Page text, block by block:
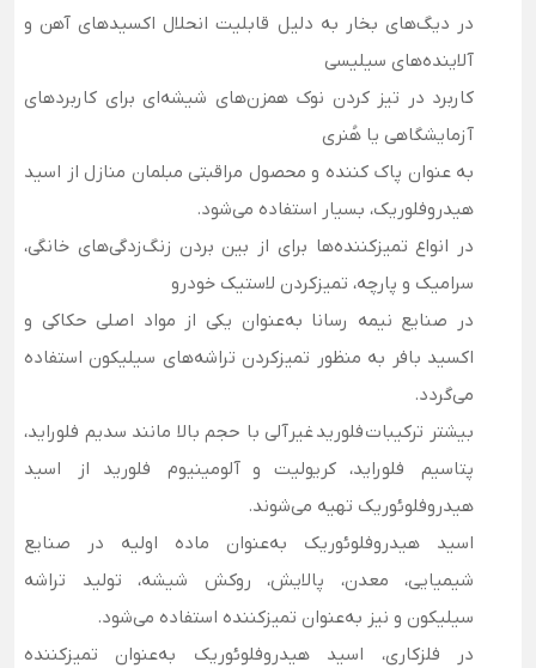
در دیگ‌های بخار به دلیل قابلیت انحلال اکسیدهای آهن و
آلاینده‌های سیلیسی
کاربرد در تیز کردن نوک همزن‌های شیشه‌ای برای کاربردهای
آزمایشگاهی یا هُنری
به عنوان پاک کننده و محصول مراقبتی مبلمان منازل از اسید
هیدروفلوریک، بسیار استفاده می‌شود.
در انواع تمیزکننده‌ها برای از بین بردن زنگ‌زدگی‌های خانگی،
سرامیک و پارچه، تمیزکردن لاستیک خودرو
در صنایع نیمه رسانا به‌عنوان یکی از مواد اصلی حکاکی و
اکسید بافر به منظور تمیزکردن تراشه‌های سیلیکون استفاده
می‌گردد.
بیشتر ترکیبات فلورید غیرآلی با حجم بالا مانند سدیم فلوراید،
پتاسیم فلوراید، کریولیت و آلومینیوم فلورید از اسید
هیدروفلوئوریک تهیه می‌شوند.
اسید هیدروفلوئوریک به‌عنوان ماده اولیه در صنایع
شیمیایی، معدن، پالایش، روکش شیشه، تولید تراشه
سیلیکون و نیز به‌عنوان تمیزکننده استفاده می‌شود.
در فلزکاری، اسید هیدروفلوئوریک به‌عنوان تمیزکننده